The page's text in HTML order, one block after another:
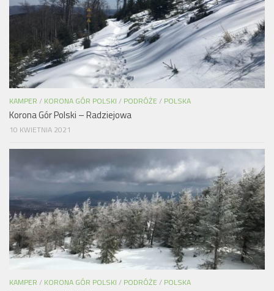
KAMPER / KORONA GÓR POLSKI / PODRÓŻE / POLSKA
Korona Gór Polski – Radziejowa
10 KWIETNIA 2021
KAMPER / KORONA GÓR POLSKI / PODRÓŻE / POLSKA